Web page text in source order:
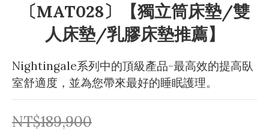
〔MAT028〕【獨立筒床墊/雙
人床墊/乳膠床墊推薦】
Nightingale系列中的頂級產品-最高效的提高臥
室舒適度，並為您帶來最好的睡眠護理。
NT$189,900